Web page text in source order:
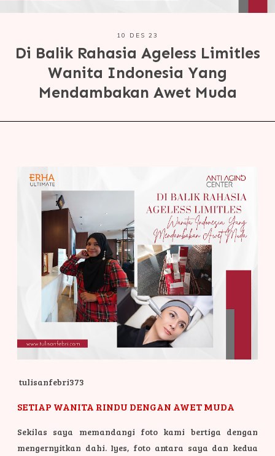
10 DES 23
Di Balik Rahasia Ageless Limitles
Wanita Indonesia Yang
Mendambakan Awet Muda
tulisanfebri373
SETIAP WANITA RINDU DENGAN AWET MUDA
Sekilas saya memandangi foto kami bertiga dengan
mengernyitkan dahi. Iyes, foto antara saya dan kedua